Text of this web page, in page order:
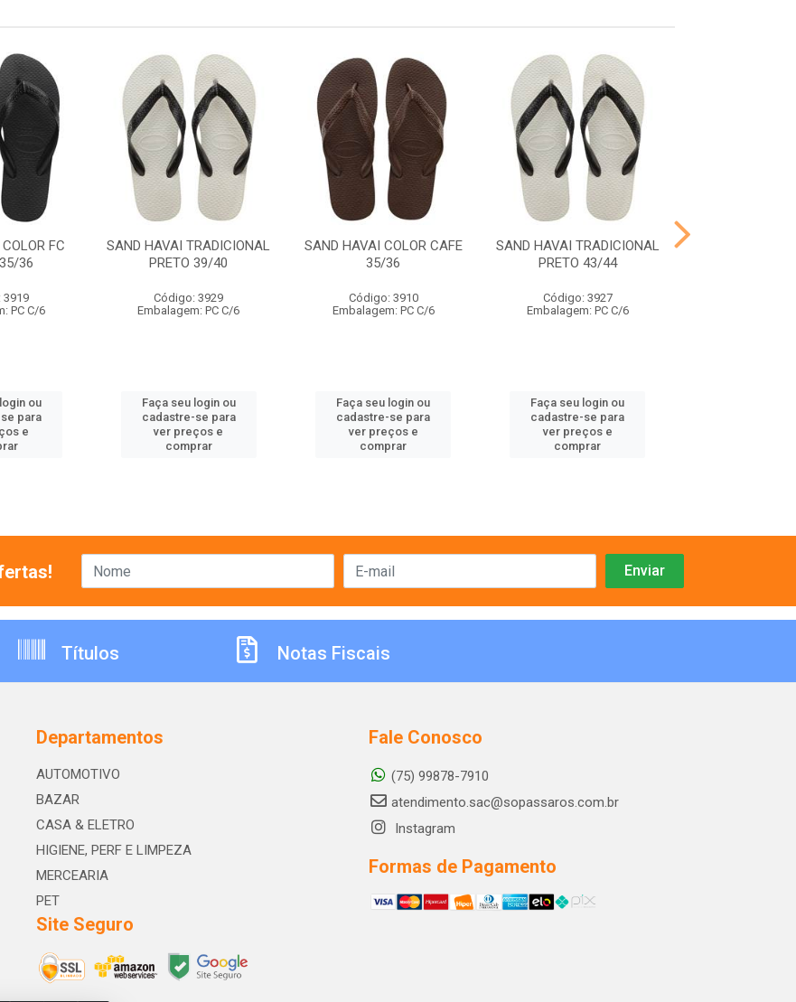
FC
36
3919
PC C/6
ou
para
e
SAND HAVAI TRADICIONAL
PRETO 39/40
Código: 3929
Embalagem: PC C/6
Faça seu login ou
cadastre-se para
ver preços e
comprar
SAND HAVAI COLOR CAFE
35/36
Código: 3910
Embalagem: PC C/6
Faça seu login ou
cadastre-se para
ver preços e
comprar
SAND HAVAI TRADICIONAL
PRETO 43/44
Código: 3927
Embalagem: PC C/6
Faça seu login ou
cadastre-se para
ver preços e
comprar
Títulos Notas Fiscais
Departamentos
AUTOMOTIVO
BAZAR
CASA & ELETRO
HIGIENE, PERF E LIMPEZA
MERCEARIA
PET
Site Seguro
Fale Conosco
(75) 99878-7910
atendimento.sac@sopassaros.com.br
Instagram
Formas de Pagamento